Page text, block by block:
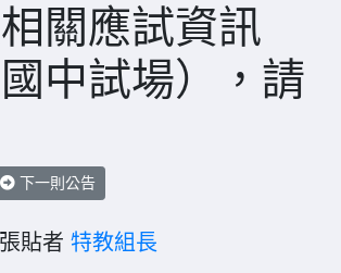
關應試資訊
國中試場），請
下一則公告
貼者 特教組長